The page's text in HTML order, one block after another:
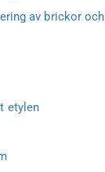
av brickor och
etylen